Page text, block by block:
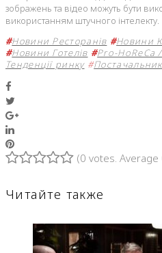
зображень та відео можуть бути
використанням штучного інтелекту.
#Новини Ресторанів #Новини
#Новини Готелів #Pro-HoReCa /
Тенденції ринку #
Google+
LinkedIn
Pinterest
(0 votes. Average
Читайте также